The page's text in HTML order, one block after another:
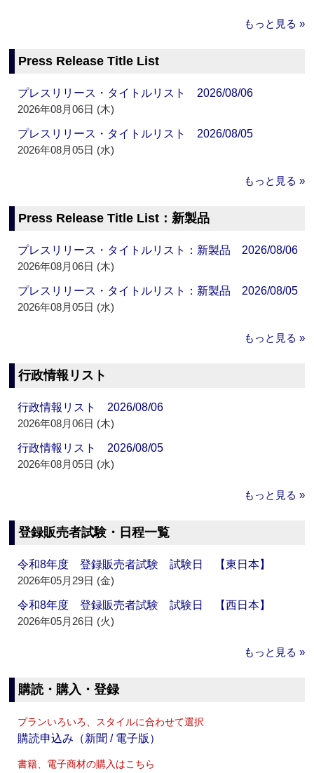
もっと見る »
Press Release Title List
プレスリリース・タイトルリスト 2026/08/06
2026年08月06日 (木)
プレスリリース・タイトルリスト 2026/08/05
2026年08月05日 (水)
もっと見る »
Press Release Title List：新製品
プレスリリース・タイトルリスト：新製品 2026/08/06
2026年08月06日 (木)
プレスリリース・タイトルリスト：新製品 2026/08/05
2026年08月05日 (水)
もっと見る »
行政情報リスト
行政情報リスト 2026/08/06
2026年08月06日 (木)
行政情報リスト 2026/08/05
2026年08月05日 (水)
もっと見る »
登録販売者試験・日程一覧
令和8年度 登録販売者試験 試験日 【東日本】
2026年05月29日 (金)
令和8年度 登録販売者試験 試験日 【西日本】
2026年05月26日 (火)
もっと見る »
購読・購入・登録
プランいろいろ、スタイルに合わせて選択
購読申込み（新聞 / 電子版）
書籍、電子商材の購入はこちら